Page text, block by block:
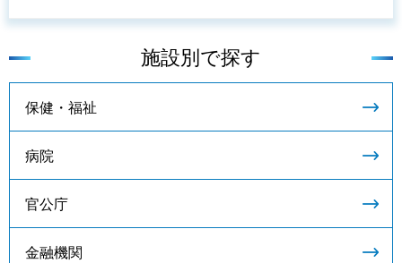
施設別で探す
保健・福祉
病院
官公庁
金融機関